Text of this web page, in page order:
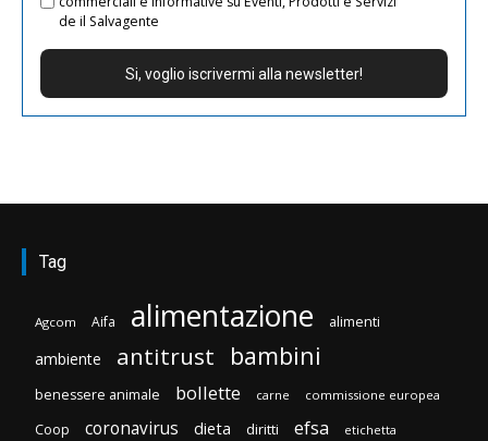
de il Salvagente
Tag
Agcom Aifa alimentazione alimenti
ambiente antitrust bambini
benessere animale bollette carne commissione europea
Coop coronavirus dieta diritti efsa etichetta